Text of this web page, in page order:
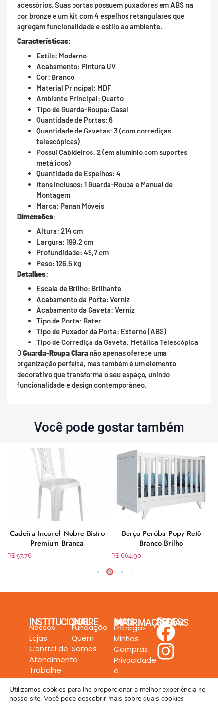
acessórios. Suas portas possuem puxadores em ABS na
cor bronze e um kit com 4 espelhos retangulares que
agregam funcionalidade e estilo ao ambiente.
Características:
Estilo: Moderno
Acabamento: Pintura UV
Cor: Branco
Material Principal: MDF
Ambiente Principal: Quarto
Tipo de Guarda-Roupa: Casal
Quantidade de Portas: 6
Quantidade de Gavetas: 3 (com corrediças
telescópicas)
Possui Cabideiros: 2 (em alumínio com suportes
metálicos)
Quantidade de Espelhos: 4
Itens Inclusos: 1 Guarda-Roupa e Manual de
Montagem
Marca: Panan Móveis
Dimensões:
Altura: 214 cm
Largura: 199,2 cm
Profundidade: 45,7 cm
Peso: 126,5 kg
Detalhes:
Escala de Brilho: Brilhante
Acabamento da Porta: Verniz
Acabamento da Gaveta: Verniz
Tipo de Porta: Bater
Tipo de Puxador da Porta: Externo (ABS)
Tipo de Corrediça da Gaveta: Metálica Telescópica
OGuarda-Roupa Clara não apenas oferece uma
organização perfeita, mas também é um elemento
decorativo que transforma o seu espaço, unindo
funcionalidade e design contemporâneo.
Você pode gostar também
Cadeira Inconel Nobre Bistro
Premium Branca
R$ 57,76
Berço Peróba Popy Retô
Branco Brilho
R$ 664,90
INSTITUCIONAL
Nossas
Lojas
Central de
Atendimento
Trabalhe
Conosco
SOBRE
Fundação
Quem
Somos
MAIS INFORMAÇÕES
Entregas
Minhas
Compras
Privacidade
e
Segurança
REDES SOCIAIS
Utilizamos cookies para lhe proporcionar a melhor experiência no
nosso site. Você pode descobrir mais sobre quais cookies